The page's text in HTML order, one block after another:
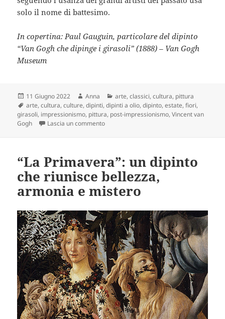
solo il nome di battesimo.
In copertina: Paul Gauguin, particolare del dipinto
“Van Gogh che dipinge i girasoli” (1888) – Van Gogh
Museum
Scritto
il
11 Giugno 2022 Autore
Anna Categorie
arte,classici,cultura, pittura
Tag
arte,cultura,culture,dipinti,dipinti a olio,dipinto,estate,fiori,
girasoli, impressionismo, pittura, post-impressionismo,Vincent van
Gogh
Lascia un commentosu Vincent van Gogh: l’artista post-
“La Primavera”: un dipinto
che riunisce bellezza,
armonia e mistero